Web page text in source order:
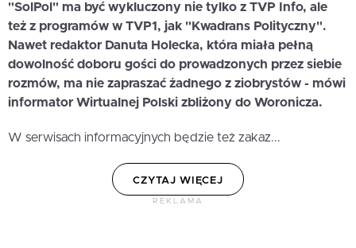
"SolPol" ma być wykluczony nie tylko z TVP Info, ale
też z programów w TVP1, jak "Kwadrans Polityczny".
Nawet redaktor Danuta Holecka, która miała pełną
dowolność doboru gości do prowadzonych przez siebie
rozmów, ma nie zapraszać żadnego z ziobrystów - mówi
informator Wirtualnej Polski zbliżony do Woronicza.
W serwisach informacyjnych będzie też zakaz...
CZYTAJ WIĘCEJ
REKLAMA